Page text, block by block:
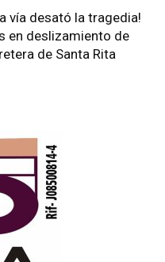
vía desató la tragedia!
en deslizamiento de
de Santa Rita